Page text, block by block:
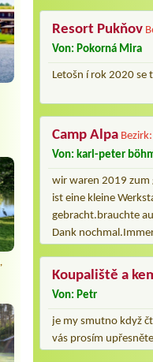
Resort Pukňov
Von: Pokorná Mira
Letošn í rok 2020 se
Camp Alpa
Von: karl-peter
wir waren 2019 zum
ist eine kleine
gebracht.brauchte
Dank
Koupaliště a
Von: Petr
je my smutno když
vás prosím